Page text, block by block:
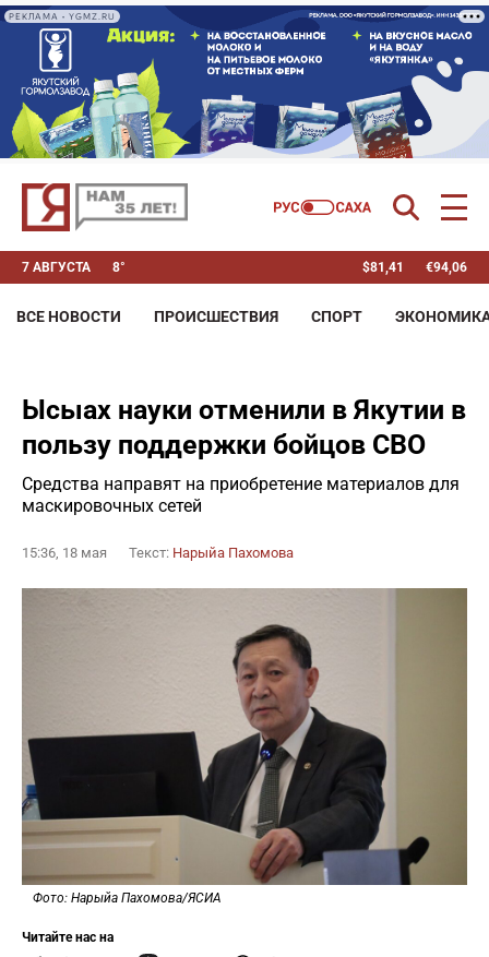
РЕКЛАМА • YGMZ.RU
7 АВГУСТА 8° $81,41 €94,06
ВСЕ НОВОСТИ ПРОИСШЕСТВИЯ СПОРТ
Ысыах науки отменили в Якутии в
пользу поддержки бойцов СВО
Средства направят на приобретение материалов для
маскировочных сетей
15:36, 18 мая Текст: Нарыйа Пахомова
Фото: Нарыйа Пахомова/ЯСИА
Читайте нас на